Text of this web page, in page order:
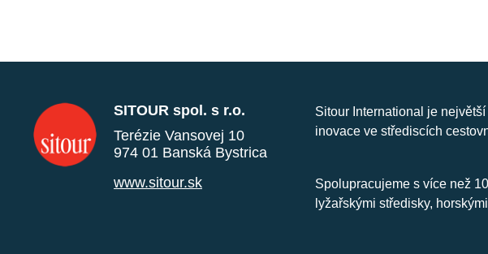
SITOUR spol. s r.o.
Terézie Vansovej 10
974 01 Banská Bystrica
www.sitour.sk
Sitour International je
inovace ve střediscích
Spolupracujeme s více než
lyžařskými středisky,